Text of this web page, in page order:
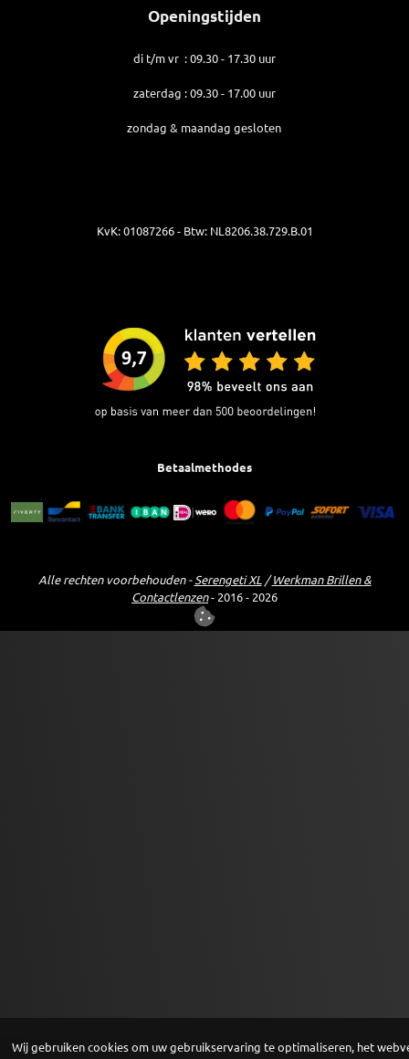
Openingstijden
di t/m vr : 09.30 - 17.30 uur
zaterdag : 09.30 - 17.00 uur
zondag & maandag gesloten
KvK: 01087266 - Btw: NL8206.38.729.B.01
Betaalmethodes
Alle rechten voorbehouden -Serengeti XL /Werkman Brillen &
Contactlenzen- 2016 - 2026
Wij gebruiken cookies om uw gebruikservaring te optimaliseren, het